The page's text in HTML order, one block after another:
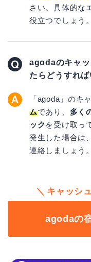
さい。具体的な
役立つでしょう。
agodaのキャッ
たらどうすれば
「agoda」のキ
ムであり、 多く
ック を受け取っ
発生した場合は
連絡しましょう。
キャッシ
agodaの